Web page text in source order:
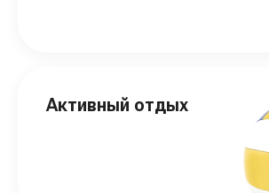
Активный отдых